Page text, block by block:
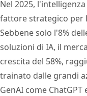
Nel 2025,
fattore strategico per
Sebbene solo l'8%
soluzioni di IA, il
crescita del 58%,
trainato dalle grandi
GenAI come